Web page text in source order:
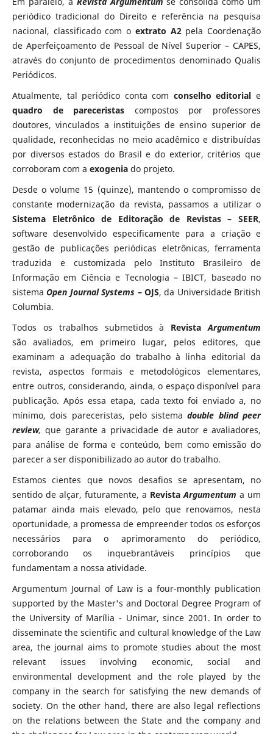
periódico tradicional do Direito e referência na pesquisa
nacional, classificado com o extrato A2pela Coordenação
de Aperfeiçoamento de Pessoal de Nível Superior – CAPES,
através do conjunto de procedimentos denominado Qualis
Periódicos.
Atualmente, tal periódico conta com conselho editorial e
quadro de pareceristas compostos por professores
doutores, vinculados a instituições de ensino superior de
qualidade, reconhecidas no meio acadêmico e distribuídas
por diversos estados do Brasil e do exterior, critérios que
corroboram com a exogeniado projeto.
Desde o volume 15 (quinze), mantendo o compromisso de
constante modernização da revista, passamos a utilizar o
Sistema Eletrônico de Editoração de Revistas – SEER,
software desenvolvido especificamente para a criação e
gestão de publicações periódicas eletrônicas, ferramenta
traduzida e customizada pelo Instituto Brasileiro de
Informação em Ciência e Tecnologia – IBICT, baseado no
sistemaOpen Journal Systems – OJS, da Universidade British
Columbia.
Todos os trabalhos submetidos à RevistaArgumentum
são avaliados, em primeiro lugar, pelos editores, que
examinam a adequação do trabalho à linha editorial da
revista, aspectos formais e metodológicos elementares,
entre outros, considerando, ainda, o espaço disponível para
publicação. Após essa etapa, cada texto foi enviado a, no
mínimo, dois pareceristas, pelo sistemadouble blind peer
review, que garante a privacidade de autor e avaliadores,
para análise de forma e conteúdo, bem como emissão do
parecer a ser disponibilizado ao autor do trabalho.
Estamos cientes que novos desafios se apresentam, no
sentido de alçar, futuramente, a RevistaArgumentum a um
patamar ainda mais elevado, pelo que renovamos, nesta
oportunidade, a promessa de empreender todos os esforços
necessários para o aprimoramento do periódico,
corroborando os inquebrantáveis princípios que
fundamentam a nossa atividade.
Argumentum Journal of Law is a four-monthly publication
supported by the Master's and Doctoral Degree Program of
the University of Marília - Unimar, since 2001. In order to
disseminate the scientific and cultural knowledge of the Law
area, the journal aims to promote studies about the most
relevant issues involving economic, social and
environmental development and the role played by the
company in the search for satisfying the new demands of
society. On the other hand, there are also legal reflections
on the relations between the State and the company and